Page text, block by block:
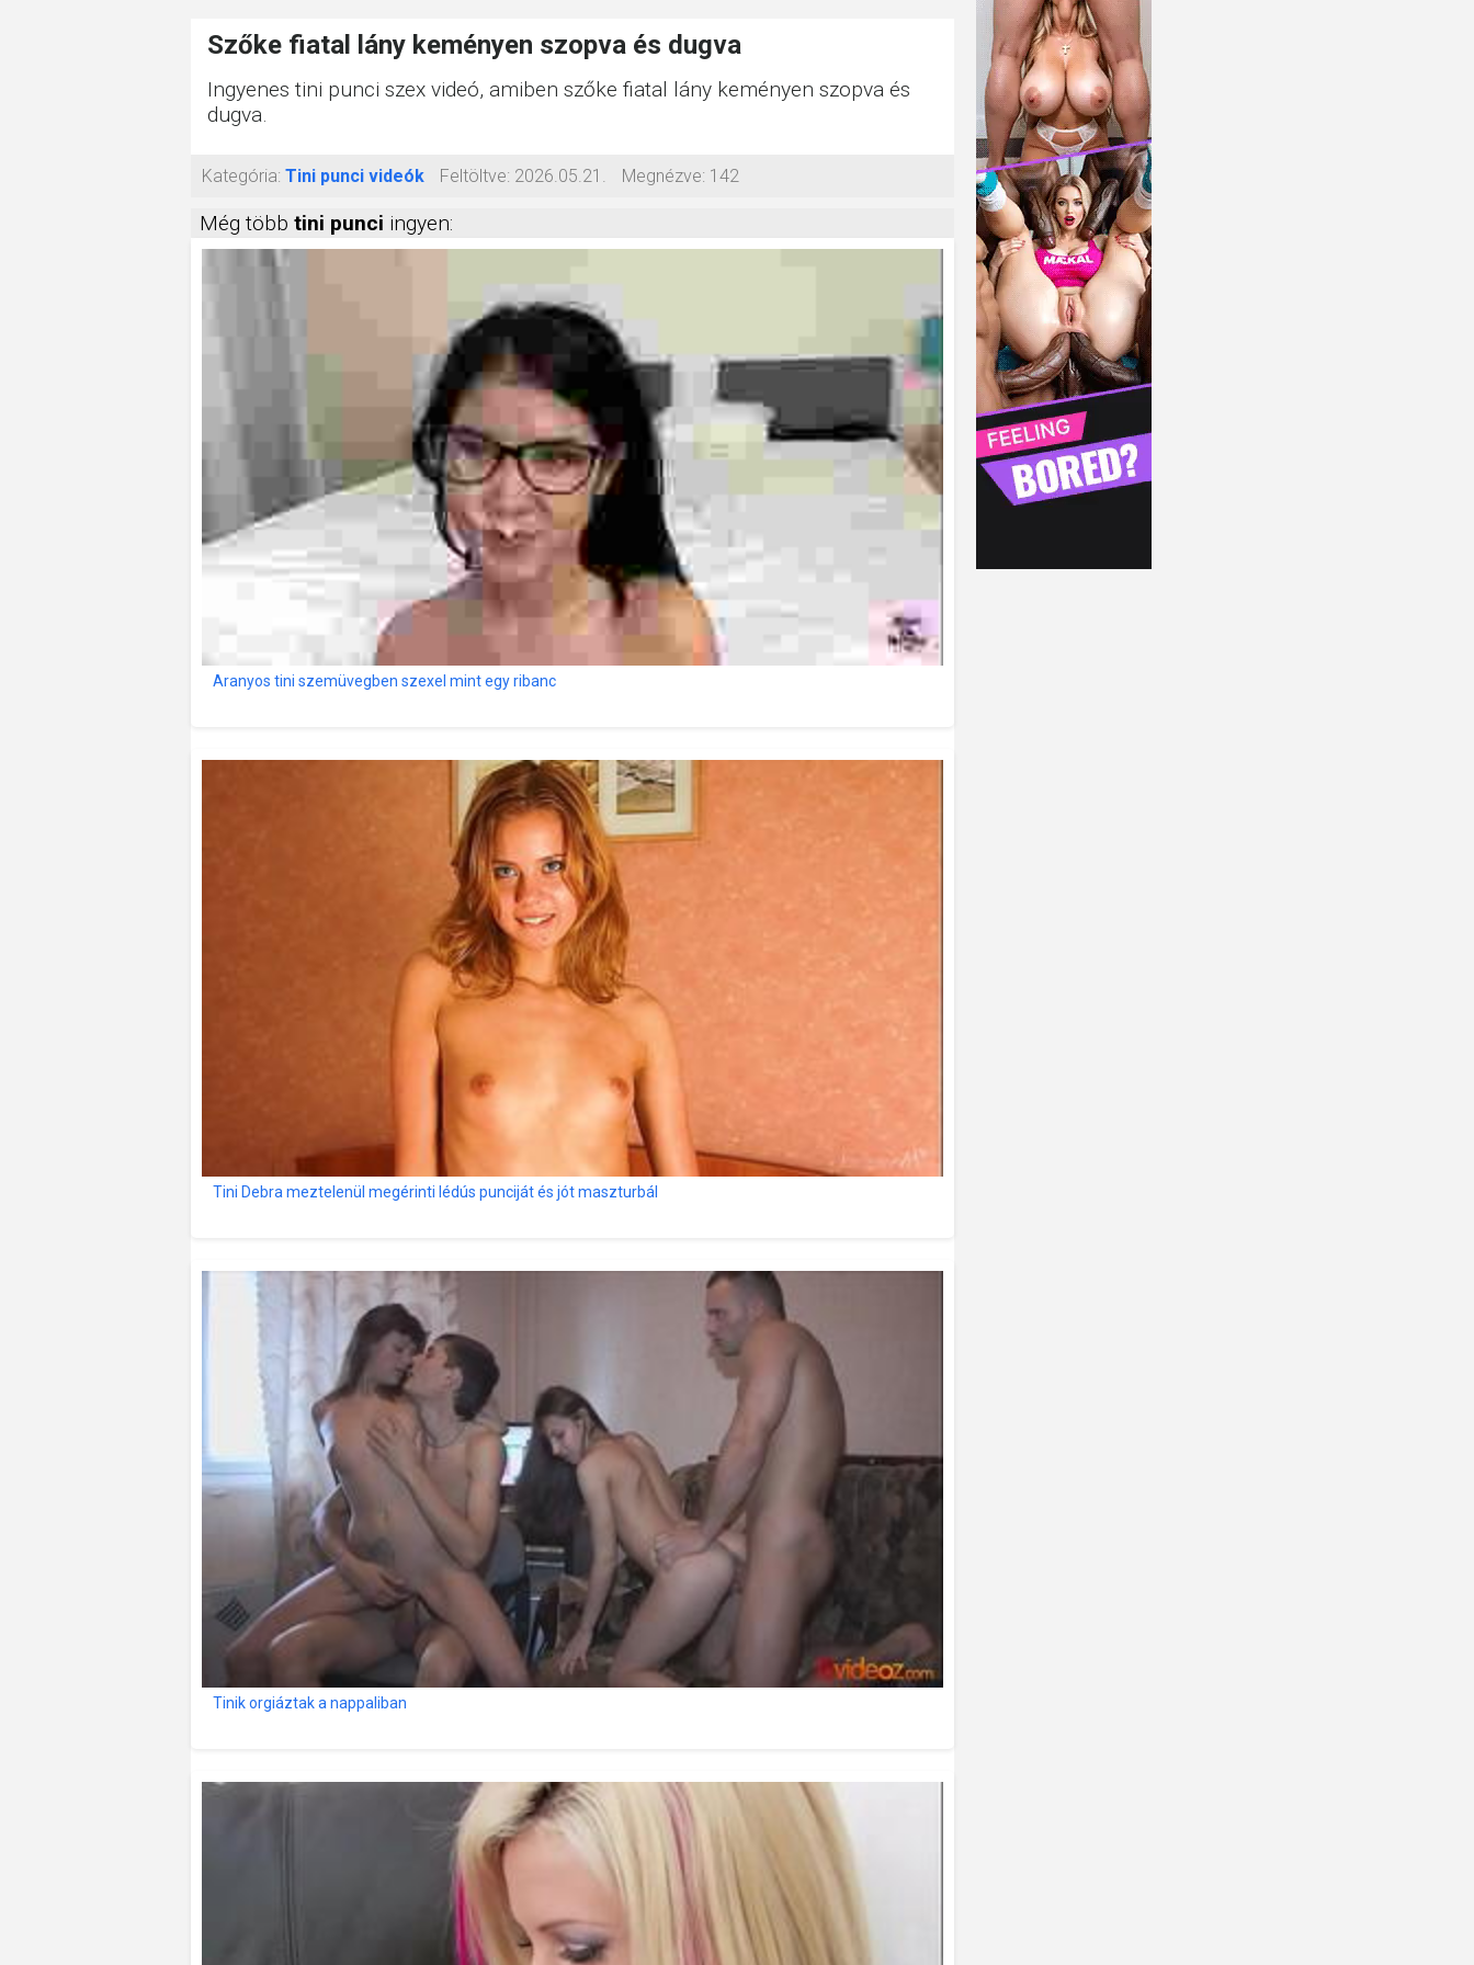
Szőke fiatal lány keményen szopva és dugva
Ingyenes tini punci szex videó, amiben szőke fiatal lány keményen szopva és
dugva.
Kategória: Tini punci videók Feltöltve: 2026.05.21. Megnézve: 142
Még több tini punci ingyen:
Aranyos tini szemüvegben szexel mint egy ribanc
Tini Debra meztelenül megérinti lédús punciját és jót maszturbál
Tinik orgiáztak a nappaliban